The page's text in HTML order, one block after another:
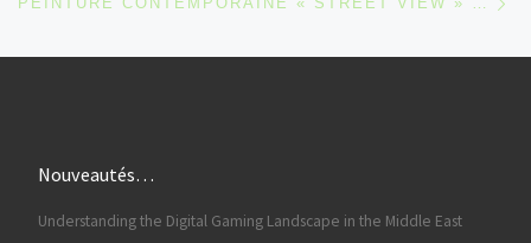
Nouveautés…
Understanding the Digital Gaming Landscape in the Middle East